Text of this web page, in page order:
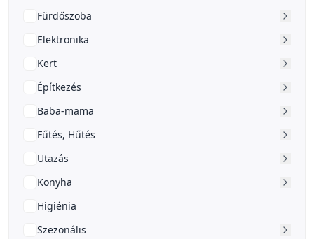
Fürdőszoba
Elektronika
Kert
Építkezés
Baba-mama
Fűtés, Hűtés
Utazás
Konyha
Higiénia
Szezonális